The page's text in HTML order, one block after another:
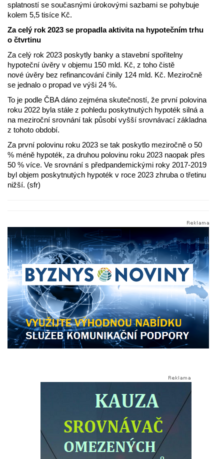
splatností se současnými úrokovými sazbami se pohybuje
kolem 5,5 tisíce Kč.
Za celý rok 2023 se propadla aktivita na hypotečním trhu
o čtvrtinu
Za celý rok 2023 poskytly banky a stavební spořitelny
hypoteční úvěry v objemu 150 mld. Kč, z toho čistě
nové úvěry bez refinancování činily 124 mld. Kč. Meziročně
se jednalo o propad ve výši 24 %.
To je podle ČBA dáno zejména skutečností, že první polovina
roku 2022 byla stále z pohledu poskytnutých hypoték silná a
na meziroční srovnání tak působí vyšší srovnávací základna
z tohoto období.
Za první polovinu roku 2023 se tak poskytlo meziročně o 50
% méně hypoték, za druhou polovinu roku 2023 naopak přes
50 % více. Ve srovnání s předpandemickými roky 2017-2019
byl objem poskytnutých hypoték v roce 2023 zhruba o třetinu
nižší. (sfr)